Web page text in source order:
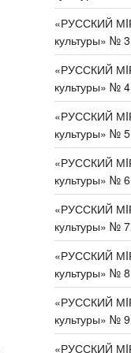
«РУССКИЙ
культуры» №
«РУССКИЙ
культуры» №
«РУССКИЙ
культуры» №
«РУССКИЙ
культуры» №
«РУССКИЙ
культуры» №
«РУССКИЙ
культуры» №
«РУССКИЙ
культуры» №
«РУССКИЙ